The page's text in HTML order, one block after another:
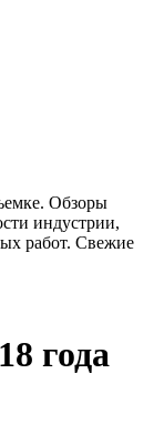
Обзоры
индустрии,
работ. Свежие
года